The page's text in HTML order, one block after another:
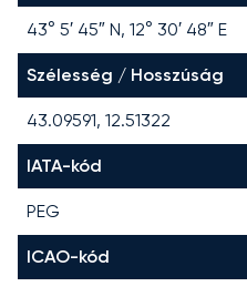
43° 5′ 45″ N, 12° 30′ 48″ E
Szélesség / Hosszúság
43.09591, 12.51322
IATA-kód
PEG
ICAO-kód